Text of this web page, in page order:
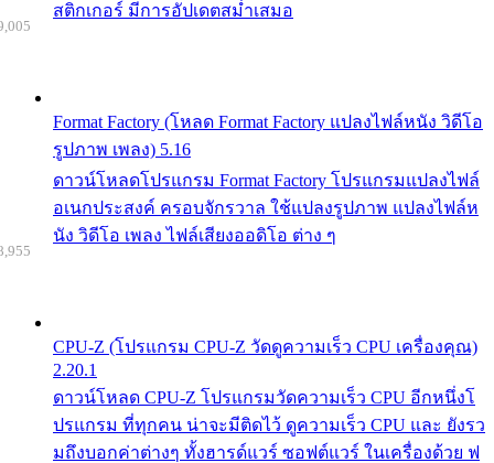
สติกเกอร์ มีการอัปเดตสม่ำเสมอ
Format Factory (โหลด Format Factory แปลงไฟล์หนัง วิดีโอ
รูปภาพ เพลง) 5.16
ดาวน์โหลดโปรแกรม Format Factory โปรแกรมแปลงไฟล์
อเนกประสงค์ ครอบจักรวาล ใช้แปลงรูปภาพ แปลงไฟล์ห
นัง วิดีโอ เพลง ไฟล์เสียงออดิโอ ต่าง ๆ
CPU-Z (โปรแกรม CPU-Z วัดดูความเร็ว CPU เครื่องคุณ)
2.20.1
ดาวน์โหลด CPU-Z โปรแกรมวัดความเร็ว CPU อีกหนึ่งโ
ปรแกรม ที่ทุกคน น่าจะมีติดไว้ ดูความเร็ว CPU และ ยังรว
มถึงบอกค่าต่างๆ ทั้งฮารด์แวร์ ซอฟต์แวร์ ในเครื่องด้วย ฟ